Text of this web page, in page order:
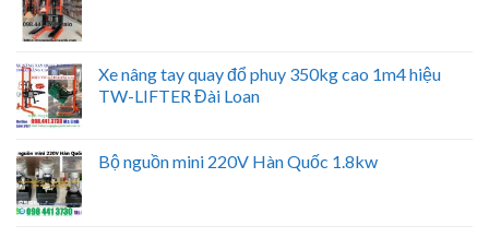
Xe nâng tay quay đổ phuy 350kg cao 1m4 hiệu
TW-LIFTER Đài Loan
Bộ nguồn mini 220V Hàn Quốc 1.8kw